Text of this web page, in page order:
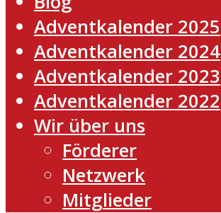
Adventkalender 2025
Adventkalender 2024
Adventkalender 2023
Adventkalender 2022
Wir über uns
Förderer
Netzwerk
Mitglieder